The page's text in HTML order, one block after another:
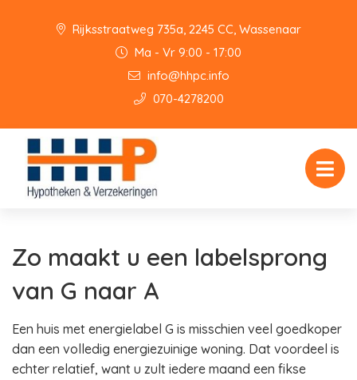
Rijksstraatweg 735a, 2245 CC, Wassenaar
Ma - Vr 9:00 - 17:00
info@hhpc.info
070-4278200
Zo maakt u een labelsprong
van G naar A
Een huis met energielabel G is misschien veel goedkoper
dan een volledig energiezuinige woning. Dat voordeel is
echter relatief, want u zult iedere maand een fikse